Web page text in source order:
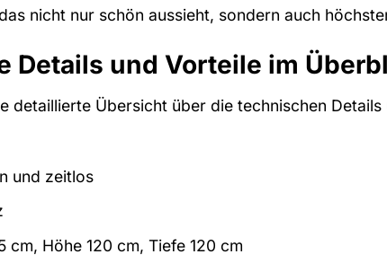
nicht nur schön aussieht, sondern auch
Details und Vorteile im
detaillierte Übersicht über die technischen
und zeitlos
cm, Höhe 120 cm, Tiefe 120 cm